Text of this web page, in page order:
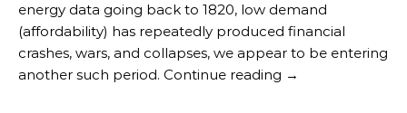
energy data going back to 1820, low demand
(affordability) has repeatedly produced financial
crashes, wars, and collapses, we appear to be entering
another such period. Continue reading →